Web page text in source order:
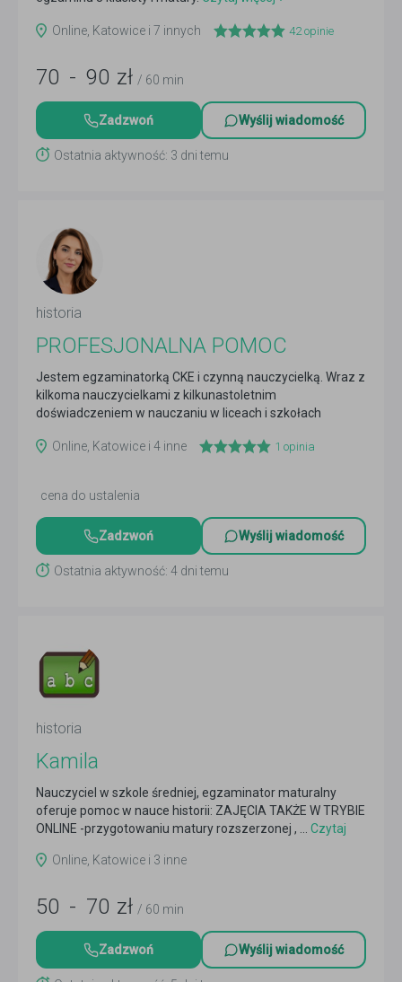
Online, Katowice i 7 innych 42opinie
70 - 90 zł / 60 min
Zadzwoń Wyślij wiadomość
Ostatnia aktywność: 3 dni temu
historia
PROFESJONALNA POMOC
Jestem egzaminatorką CKE i czynną nauczycielką. Wraz z
kilkoma nauczycielkami z kilkunastoletnim
doświadczeniem w nauczaniu w liceach i szkołach
Online, Katowice i 4 inne
1 opinia
cena do ustalenia
Zadzwoń Wyślij wiadomość
Ostatnia aktywność: 4 dni temu
historia
Kamila
Nauczyciel w szkole średniej, egzaminator maturalny
oferuje pomoc w nauce historii: ZAJĘCIA TAKŻE W TRYBIE
ONLINE -przygotowaniu matury rozszerzonej , ... Czytaj
Online, Katowice i 3 inne
50 - 70 zł / 60 min
Zadzwoń Wyślij wiadomość